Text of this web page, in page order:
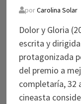
porCarolina Solar
Dolor y Gloria
escrita y
protagonizada
del premio a
completaría, 32
cineasta